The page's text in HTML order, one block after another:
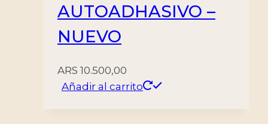
AUTOADHASIVO –
NUEVO
ARS 10.500,00
Añadir al carrito